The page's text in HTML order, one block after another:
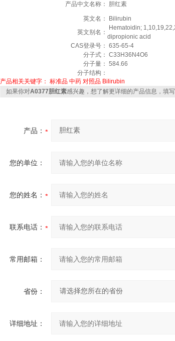
产品中文名称： 胆红素
英文名：
Bilirubin
英文别名：
Hematoidin;
dipropionic acid
CAS登录号： 635-65-4
分子式： C33H36N4O6
分子量： 584.66
分子结构：
产品相关关键字： 标准品 中药 对照品 Bilirubin
如果你对A0377胆红素感兴趣，想了解更详细的产品信息，填
产品：
您的单位：
您的姓名：
联系电话：
常用邮箱：
省份：
详细地址：